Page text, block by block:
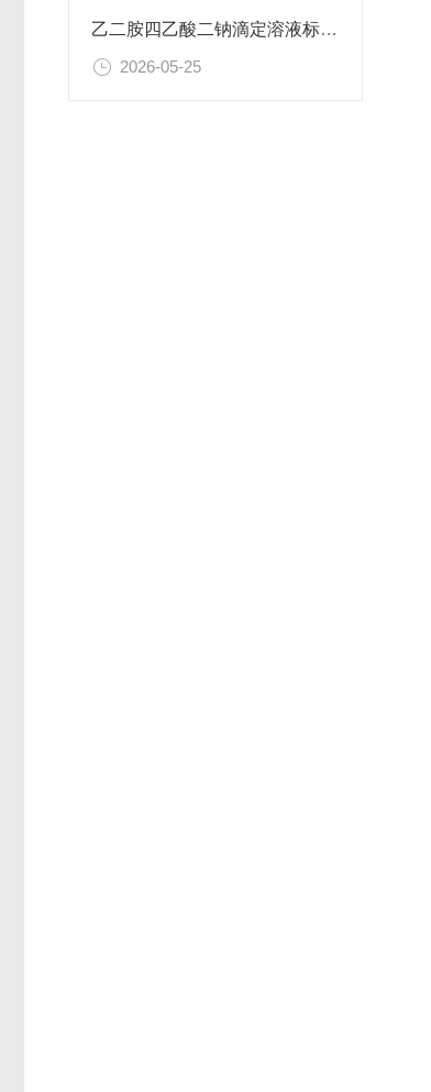
乙二胺四乙酸二钠滴定溶液标准物质的制备与应用指南
2026-05-25